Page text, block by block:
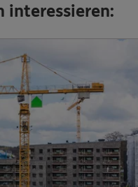
interessieren: